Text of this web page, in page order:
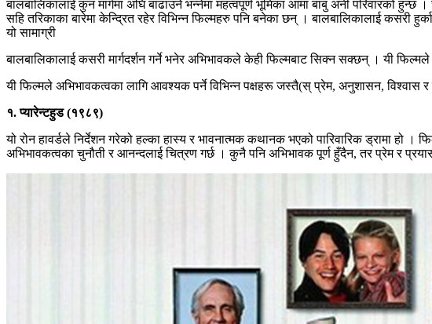
बालबालिकालाई कुन मार्गमा अघि बाढाउने भन्नेमा महत्वपूर्ण भूमिका आमा बाबु अनी परिवारको
सहि तरिकाका बारेमा केन्द्रित रहेर विभिन्न फिल्महरु पनि बनेका छन् । बालबालिकालाई कसरी
यो सामाग्री
बालबालिकालाई कसरी मार्गदर्शन गर्ने भनेर अभिभावकले केही फिल्मबाट सिक्न सक्छन् । यी
यी फिल्मले अभिभावकत्वका लागि आवश्यक पर्ने विभिन्न पक्षहरू जस्तै(स् प्रेम, अनुशासन, विश्वास
१. प्यारेन्टहुड (१९८९)
यो रोन हावर्डले निर्देशन गरेको हल्का हास्य र भावनात्मक कथानक भएको पारिवारिक ड्रामा हो ।
अभिभावकत्वका चुनौती र आनन्दलाई चित्रण गर्छ । कुनै पनि अभिभावक पूर्ण हुँदैन, तर प्रेम र